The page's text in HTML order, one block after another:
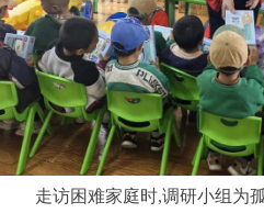
走访困难家庭时,调研小组为